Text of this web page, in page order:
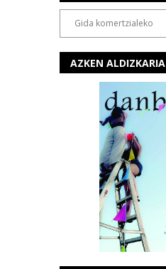
AZKEN ALDIZKARIA